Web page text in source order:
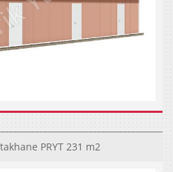
PRYT 231 m2